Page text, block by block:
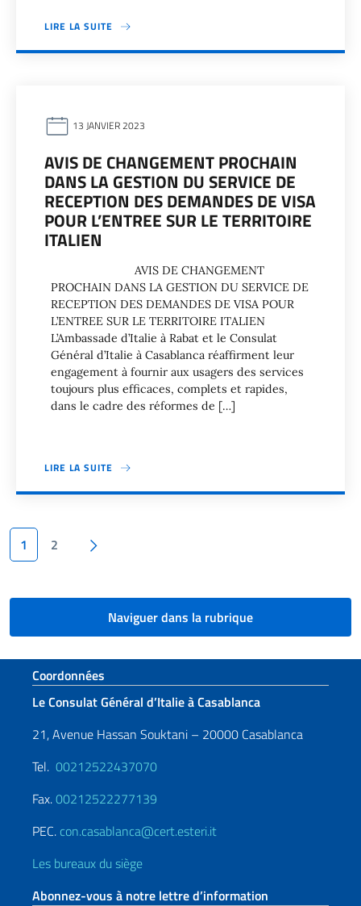
LIRE LA SUITE
13 JANVIER 2023
AVIS DE CHANGEMENT PROCHAIN
DANS LA GESTION DU SERVICE DE
RECEPTION DES DEMANDES DE VISA
POUR L’ENTREE SUR LE TERRITOIRE
ITALIEN
AVIS DE CHANGEMENT
PROCHAIN DANS LA GESTION DU SERVICE DE
RECEPTION DES DEMANDES DE VISA POUR
L’ENTREE SUR LE TERRITOIRE ITALIEN
L’Ambassade d’Italie à Rabat et le Consulat
Général d’Italie à Casablanca réaffirment leur
engagement à fournir aux usagers des services
toujours plus efficaces, complets et rapides,
dans le cadre des réformes de […]
LIRE LA SUITE
Pagination
1 2
Naviguer dans la rubrique
Section de pied de page
Coordonnées
Le Consulat Général d’Italie à Casablanca
21, Avenue Hassan Souktani – 20000 Casablanca
Tel. 00212522437070
Fax.00212522277139
PEC. con.casablanca@cert.esteri.it
Les bureaux du siège
Abonnez-vous à notre lettre d’information